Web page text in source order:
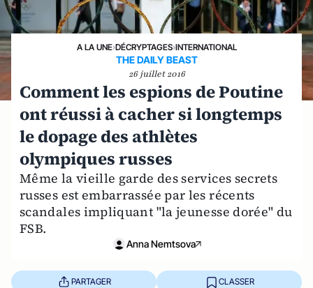
A LA UNE›DÉCRYPTAGES›INTERNATIONAL
THE DAILY BEAST
26 juillet 2016
Comment les espions de Poutine
ont réussi à cacher si longtemps
le dopage des athlètes
olympiques russes
Même la vieille garde des services secrets
russes est embarrassée par les récents
scandales impliquant "la jeunesse dorée" du
FSB.
Anna Nemtsova
PARTAGER CLASSER